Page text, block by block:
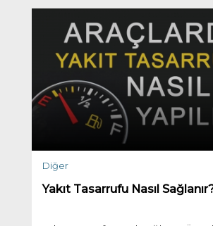
Diğer
Yakıt Tasarrufu Nasıl